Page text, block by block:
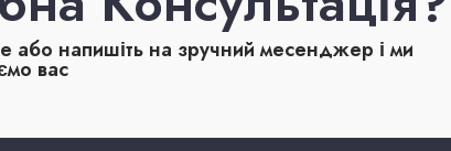
або напишіть на зручний месенджер і ми
вас